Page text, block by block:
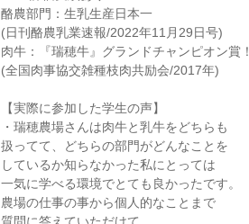
酪農部門：生乳生産日本一
(日刊酪農乳業速報/2022年11月29日号)
肉牛：『瑞穂牛』グランドチャンピオン賞！
(全国肉事協交雑種枝肉共励会/2017年)
【実際に参加した学生の声】
・瑞穂農場さんは肉牛と乳牛をどちらも
扱ってて、どちらの部門がどんなことを
しているか知らなかった私にとっては
一気に学べる環境でとても良かったです。
農場の仕事の事から個人的なことまで